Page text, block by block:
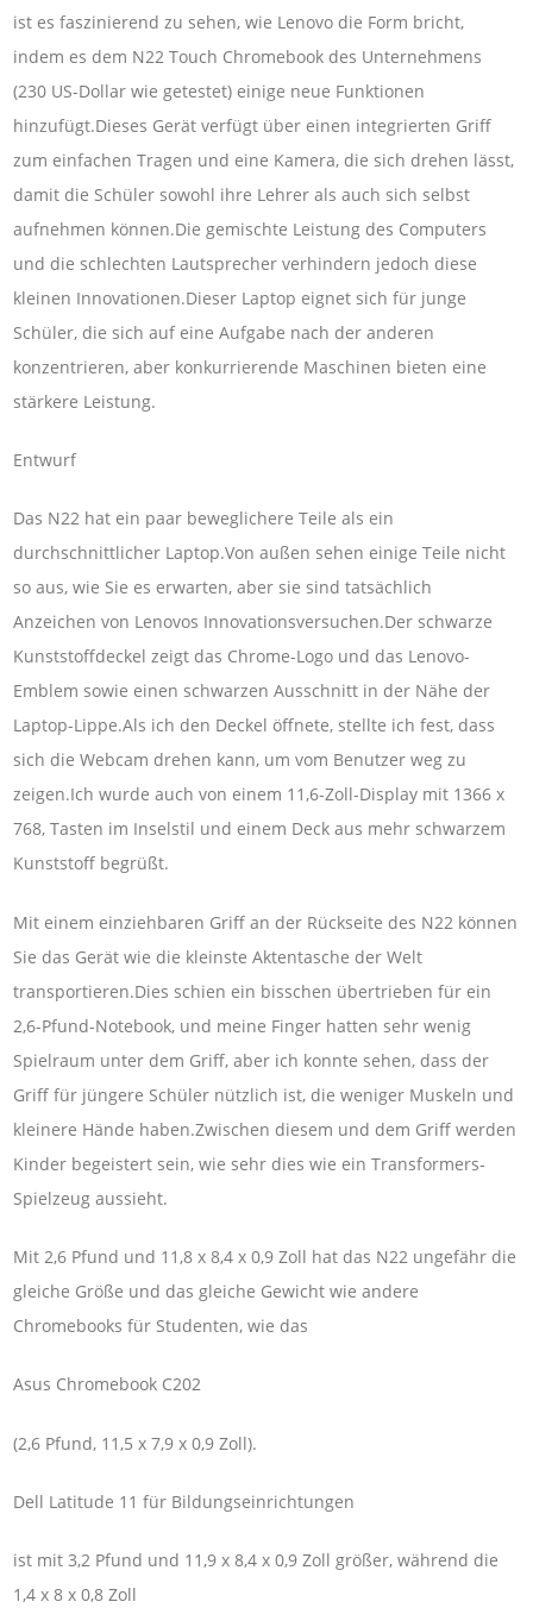
ist es faszinierend zu sehen, wie Lenovo die Form bricht,
indem es dem N22 Touch Chromebook des Unternehmens
(230 US-Dollar wie getestet) einige neue Funktionen
hinzufügt.Dieses Gerät verfügt über einen integrierten Griff
zum einfachen Tragen und eine Kamera, die sich drehen lässt,
damit die Schüler sowohl ihre Lehrer als auch sich selbst
aufnehmen können.Die gemischte Leistung des Computers
und die schlechten Lautsprecher verhindern jedoch diese
kleinen Innovationen.Dieser Laptop eignet sich für junge
Schüler, die sich auf eine Aufgabe nach der anderen
konzentrieren, aber konkurrierende Maschinen bieten eine
stärkere Leistung.
Entwurf
Das N22 hat ein paar beweglichere Teile als ein
durchschnittlicher Laptop.Von außen sehen einige Teile nicht
so aus, wie Sie es erwarten, aber sie sind tatsächlich
Anzeichen von Lenovos Innovationsversuchen.Der schwarze
Kunststoffdeckel zeigt das Chrome-Logo und das Lenovo-
Emblem sowie einen schwarzen Ausschnitt in der Nähe der
Laptop-Lippe.Als ich den Deckel öffnete, stellte ich fest, dass
sich die Webcam drehen kann, um vom Benutzer weg zu
zeigen.Ich wurde auch von einem 11,6-Zoll-Display mit 1366 x
768, Tasten im Inselstil und einem Deck aus mehr schwarzem
Kunststoff begrüßt.
Mit einem einziehbaren Griff an der Rückseite des N22 können
Sie das Gerät wie die kleinste Aktentasche der Welt
transportieren.Dies schien ein bisschen übertrieben für ein
2,6-Pfund-Notebook, und meine Finger hatten sehr wenig
Spielraum unter dem Griff, aber ich konnte sehen, dass der
Griff für jüngere Schüler nützlich ist, die weniger Muskeln und
kleinere Hände haben.Zwischen diesem und dem Griff werden
Kinder begeistert sein, wie sehr dies wie ein Transformers-
Spielzeug aussieht.
Mit 2,6 Pfund und 11,8 x 8,4 x 0,9 Zoll hat das N22 ungefähr die
gleiche Größe und das gleiche Gewicht wie andere
Chromebooks für Studenten, wie das
Asus Chromebook C202
(2,6 Pfund, 11,5 x 7,9 x 0,9 Zoll).
Dell Latitude 11 für Bildungseinrichtungen
ist mit 3,2 Pfund und 11,9 x 8,4 x 0,9 Zoll größer, während die
1,4 x 8 x 0,8 Zoll